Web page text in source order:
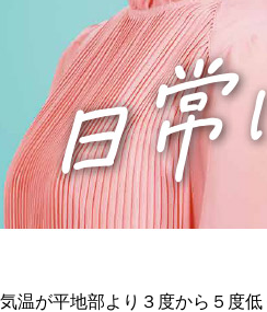
気温が平地部より３度から５度